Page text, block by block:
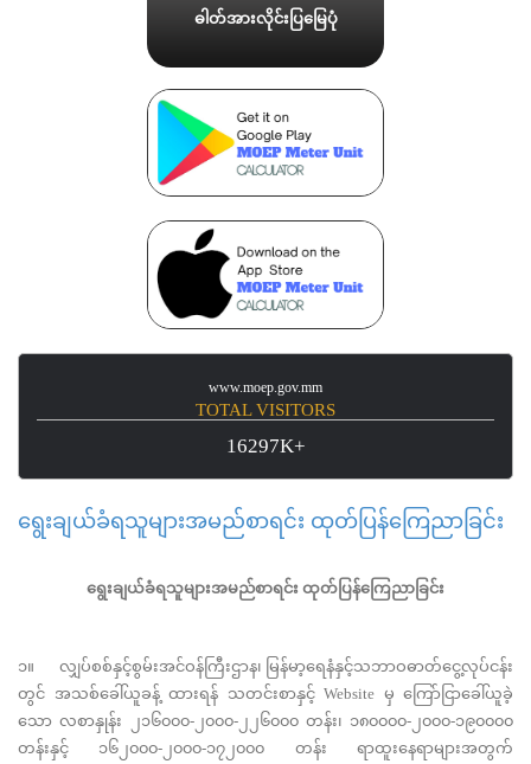
ဓါတ်အားလိုင်းပြမြေပုံ
www.moep.gov.mm
TOTAL VISITORS
16297K+
ရွေးချယ်ခံရသူများအမည်စာရင်း ထုတ်ပြန်ကြေညာခြင်း
ရွေးချယ်ခံရသူများအမည်စာရင်း ထုတ်ပြန်ကြေညာခြင်း
၁။ လျှပ်စစ်နှင့်စွမ်းအင်ဝန်ကြီးဌာန၊ မြန်မာ့ရေနံနှင့်သဘာဝဓာတ်ငွေ့လုပ်ငန်း
တွင် အသစ်ခေါ်ယူခန့် ထားရန် သတင်းစာနှင့် Website မှ ကြော်ငြာခေါ်ယူခဲ့
သော လစာနှုန်း ၂၁၆၀၀၀-၂၀၀၀-၂၂၆၀၀၀ တန်း၊ ၁၈၀၀၀၀-၂၀၀၀-၁၉၀၀၀၀
တန်းနှင့် ၁၆၂၀၀၀-၂၀၀၀-၁၇၂၀၀၀ တန်း ရာထူးနေရာများအတွက်